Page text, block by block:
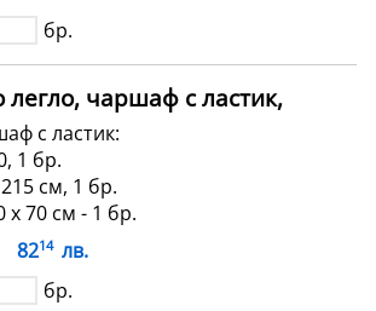
бр.
чаршаф с ластик,
с ластик:
1 бр.
см, 1 бр.
х 70 см - 1 бр.
8214 лв.
бр.